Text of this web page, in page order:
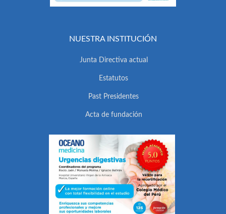
NUESTRA INSTITUCIÓN
Junta Directiva actual
Estatutos
Past Presidentes
Acta de fundación